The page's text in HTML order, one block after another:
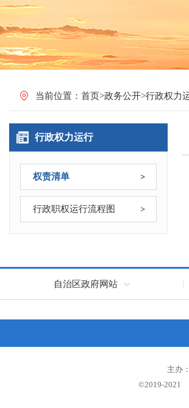
当前位置： 首页>政务公开>行政权力
行政权力运行
权责清单
行政职权运行流程图
自治区政府网站
主办
©2019-2021